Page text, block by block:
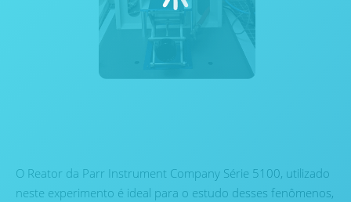
O Reator da Parr Instrument Company Série 5100, utilizado
neste experimento é ideal para o estudo desses fenômenos,